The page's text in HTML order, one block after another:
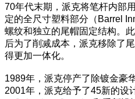
70年代末期，派克将笔杆内部
定的全尺寸塑料部分（Barrel
螺纹和独立的尾帽固定结构。
后为了削减成本，派克移除了
得更加一体化。
1989年，派克停产了除镀金豪
2001年，派克给予了45新的设